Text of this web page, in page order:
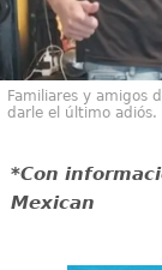
Familiares y amigos
darle el último adiós.
*Con
Mexican